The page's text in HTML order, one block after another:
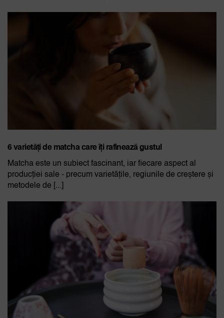
6 varietăți de matcha care îți rafinează gustul
Matcha este un subiect fascinant, iar fiecare aspect al
producției sale - precum varietățile, regiunile de creștere și
metodele de [...]